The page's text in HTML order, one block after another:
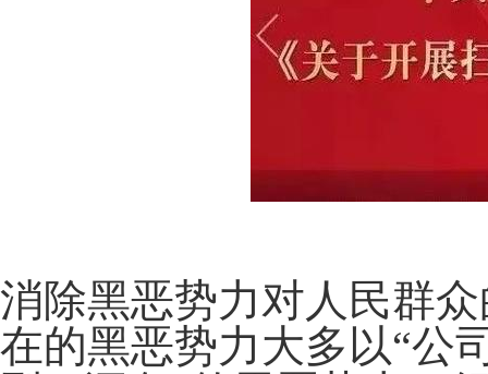
消除黑恶势力对人民群
在的黑恶势力大多以“公